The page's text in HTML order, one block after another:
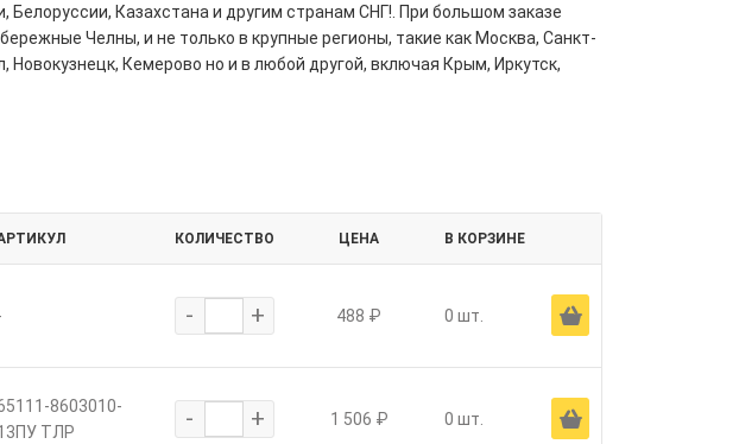
Казахстана и другим странам СНГ!. При большом заказе
Челны, и не только в крупные регионы, такие как Москва, Санкт-
Новокузнецк, Кемерово но и в любой другой, включая Крым, Иркутск,
КОЛИЧЕСТВО ЦЕНА В КОРЗИНЕ
- + 488 ₽ 0 шт. Ä
8603010-
ТЛР
- + 1 506 ₽ 0 шт. Ä